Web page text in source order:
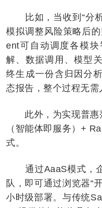
比如，当收到“分析
模拟调整风险策略后
ent可自动调度各模
解、数据调用、模型
终生成一份含归因分
态报告，整个过程无需
此外，为实现普惠
（智能体即服务）+
式。
通过AaaS模式，企
队，即可通过浏览器“
小时级部署。与传统